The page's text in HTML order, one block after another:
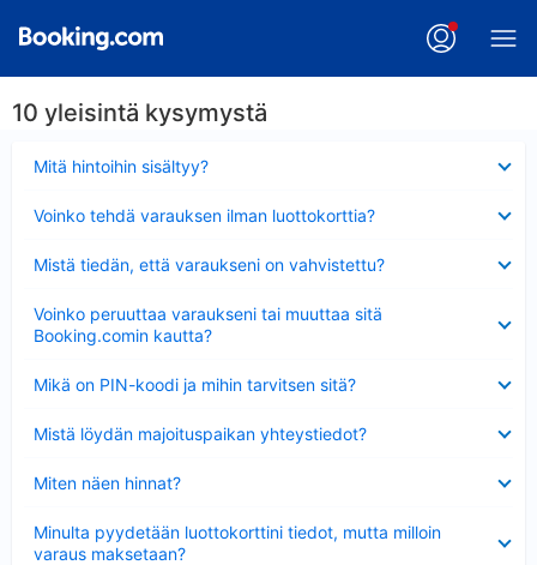
10 yleisintä kysymystä
Mitä hintoihin sisältyy?
Voinko tehdä varauksen ilman luottokorttia?
Mistä tiedän, että varaukseni on vahvistettu?
Voinko peruuttaa varaukseni tai muuttaa sitä
Booking.comin kautta?
Mikä on PIN-koodi ja mihin tarvitsen sitä?
Mistä löydän majoituspaikan yhteystiedot?
Miten näen hinnat?
Minulta pyydetään luottokorttini tiedot, mutta milloin
varaus maksetaan?